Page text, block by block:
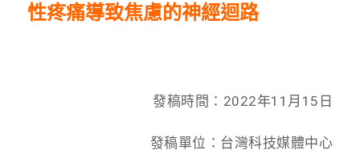
性疼痛導致焦慮的神經迴路
發稿時間：2022年11月15日
發稿單位：台灣科技媒體中心